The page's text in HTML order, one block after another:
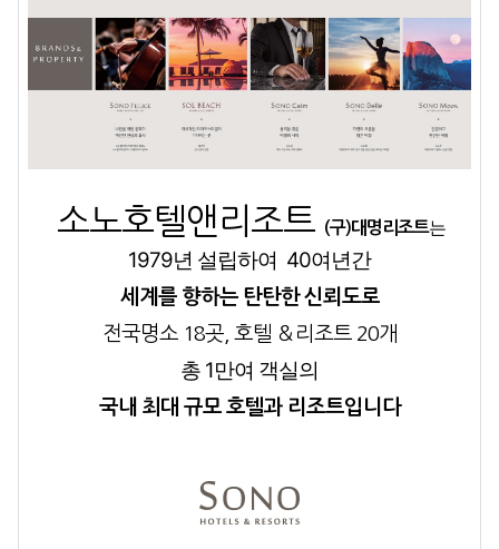
소노호텔앤리조트 (구)대명리조트는
1979년 설립하여 40여년간
세계를 향하는 탄탄한 신뢰도로
전국명소 18곳, 호텔 ＆리조트 20개
총 1만여 객실의
국내 최대 규모 호텔과 리조트입니다